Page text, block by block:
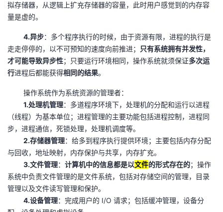
拟存储器，从逻辑上扩充存储器的容量，此时用户感觉到的内存容
量是虚的。
4.异步：多个程序执行的时候，由于资源有限，进程的执行是
走走停停的，以不可预知的速度向前推进；
只有系统拥有并发性，
才可能导致异步性；只要运行环境相同，操作系统就须保证多次运
行进程后都能获得相同的结果。
操作系统作为系统资源的管理者：
1.处理机管理：多道程序环境下，处理机的分配和运行以进程
（线程）为基本单位；进程管理的主要功能包括进程控制，进程同
步，进程通信，死锁处理，处理机调度等。
2.存储器管理：给多到程序执行提供环境；主要包括内存分配
与回收，地址映射，内存保护与共享，内存扩充。
3.文件管理： 计算机中的信息都是以文件的形式存在的；操作
系统中负责文件管理的是文件系统，包括对存储空间的管理，目录
管理以及文件读写管理和保护。
4.设备管理：完成用户的 I/O 请求；包括缓冲管理，设备分